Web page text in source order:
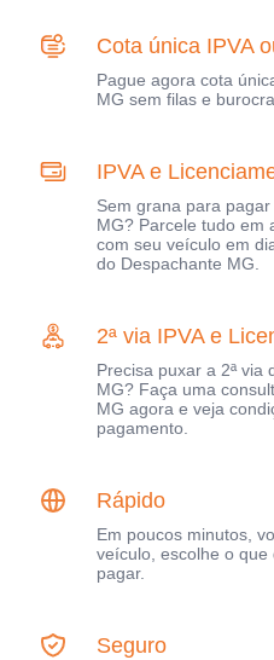
Cota única IPVA
Pague agora cota
MG sem filas e
IPVA e
Sem grana para
MG? Parcele tudo em
com seu veículo em
do Despachante MG.
2ª via IPVA e
Precisa puxar a 2ª via
MG? Faça uma
MG agora e veja
pagamento.
Rápido
Em poucos minutos,
veículo, escolhe o
pagar.
Seguro